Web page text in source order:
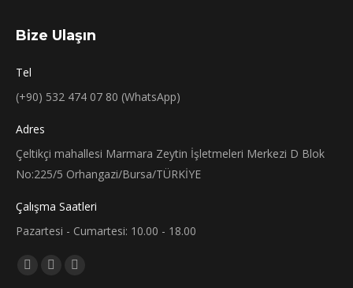
Bize Ulaşın
Tel
(+90) 532 474 07 80 (WhatsApp)
Adres
Çeltikçi mahallesi Marmara Zeytin İşletmeleri Merkezi D Blok
No:225/5 Orhangazi/Bursa/TÜRKİYE
Çalışma Saatleri
Pazartesi - Cumartesi: 10.00 - 18.00
Bizi bulun:
Facebook
X
Instagram